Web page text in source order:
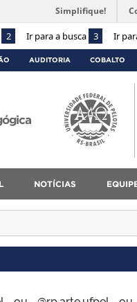
2 Ir para a busca 3 Ir
Simplifique!
AUDITORIA COBALTO
NOTÍCIAS